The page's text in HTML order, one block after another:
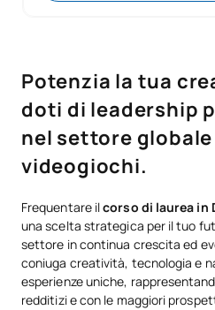
Potenzia la tua
doti di leadership
nel settore
videogiochi.
Frequentare ilcorso di laurea in
una scelta strategica per il tuo
settore in continua crescita ed
coniuga creatività, tecnologia e
esperienze uniche,
redditizi e con le maggiori